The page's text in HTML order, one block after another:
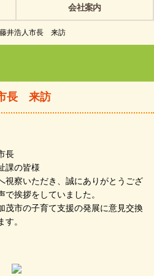
会社案内
井浩人市長 来訪
長 来訪
長
皆様
視察いただき、誠にありがとうござ
挨拶をしていました。
茂市の子育て支援の発展に意見交換
。